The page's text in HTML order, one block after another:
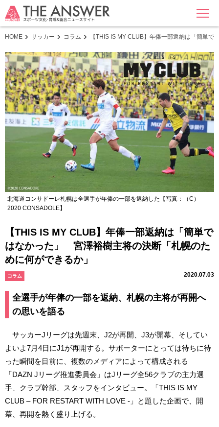
MENU
HOME サッカー コラム 【THIS IS MY CLUB】年俸一部返納は「簡単
北海道コンサドーレ札幌は全選手が年俸の一部を返納した【写真：（C）
2020 CONSADOLE】
【THIS IS MY CLUB】年俸一部返納は「簡単で
はなかった」 宮澤裕樹主将の決断「札幌のた
めに何ができるか」
コラム 2020.07.03
全選手が年俸の一部を返納、札幌の主将が再開へ
の思いを語る
サッカーJリーグは先週末、J2が再開、J3が開幕、そしてい
よいよ7月4日にJ1が再開する。サポーターにとっては待ちに待
った瞬間を目前に、複数のメディアによって構成される
「DAZN Jリーグ推進委員会」はJリーグ全56クラブの主力選
手、クラブ幹部、スタッフをインタビュー。「THIS IS MY
CLUB – FOR RESTART WITH LOVE -」と題した企画で、開
幕、再開を熱く盛り上げる。